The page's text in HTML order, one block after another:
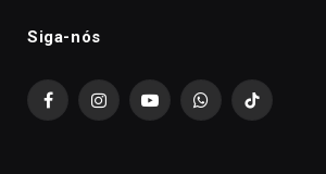
Siga-nós
FacebookInstagramYouTubeWhatsAppTikTok